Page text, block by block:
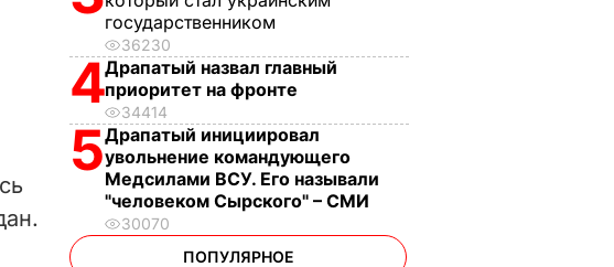
государственником
36230
4Драпатый назвал главный
приоритет на фронте
34414
5Драпатый инициировал
увольнение командующего
Медсилами ВСУ. Его называли
"человеком Сырского" – СМИ
30070
ПОПУЛЯРНОЕ